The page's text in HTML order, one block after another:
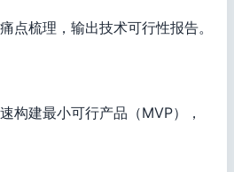
点梳理，输出技术可行性报告。
构建最小可行产品（MVP），